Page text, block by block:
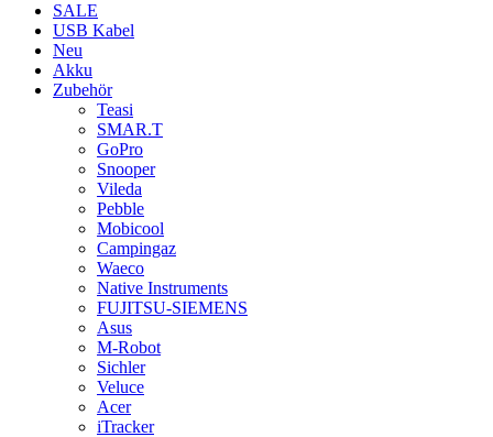
SALE
USB Kabel
Neu
Akku
Zubehör
Teasi
SMAR.T
GoPro
Snooper
Vileda
Pebble
Mobicool
Campingaz
Waeco
Native Instruments
FUJITSU-SIEMENS
Asus
M-Robot
Sichler
Veluce
Acer
iTracker